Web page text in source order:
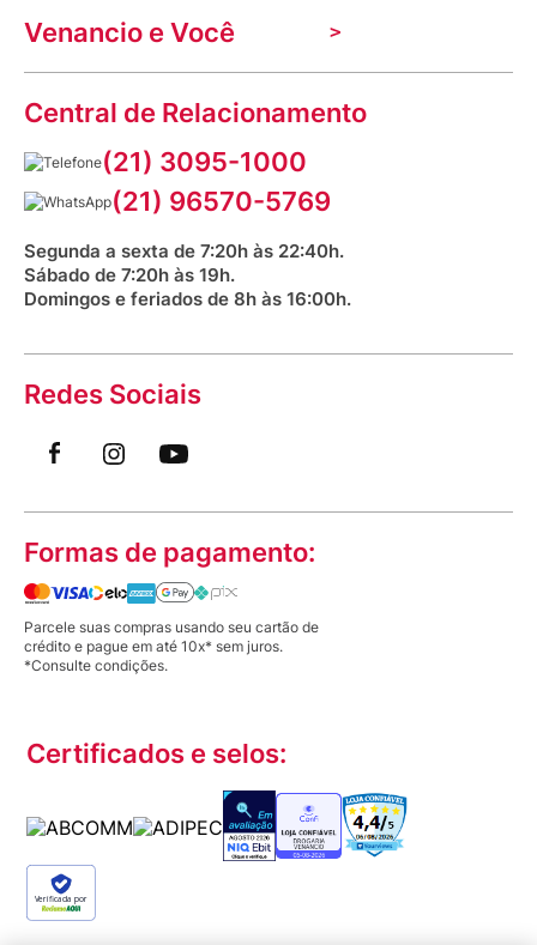
Indique seu imóvel
Aniversário Venancio 2025
Mecânica de promoções
Dúvidas frequentes
Prazos e entregas
Bioimpedância Gratuita
Venancio e Você
VClube - Programa de fidelidade
Fale com o farmacêutico
Fale conosco
Saúde na praça
Central de Relacionamento
(21) 3095-1000
(21) 96570-5769
Segunda a sexta de 7:20h às 22:40h.
Sábado de 7:20h às 19h.
Domingos e feriados de 8h às 16:00h.
Redes Sociais
Formas de pagamento:
Parcele suas compras usando seu cartão de
crédito e pague em até 10x* sem juros.
*Consulte condições.
Certificados e selos:
Verificada por